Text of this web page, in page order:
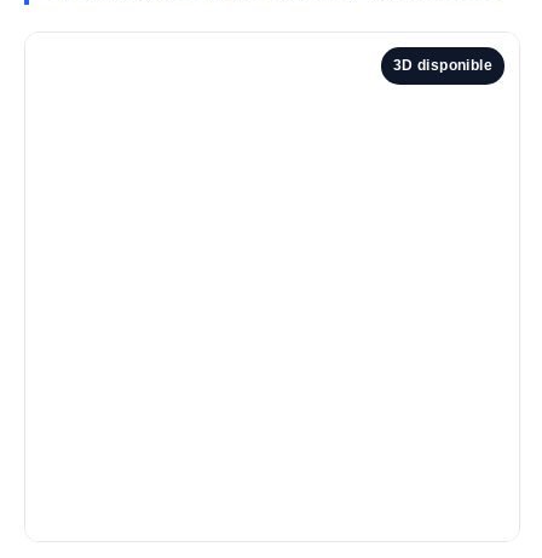
3D disponible